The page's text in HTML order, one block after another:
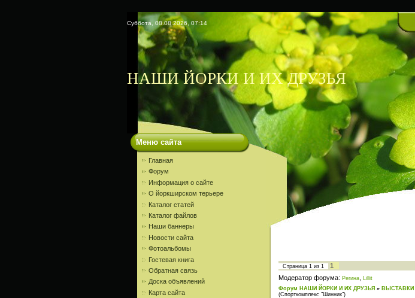
Суббота, 08.08.2026, 07:14
НАШИ ЙОРКИ И ИХ ДРУЗЬЯ
Меню сайта
Главная
Форум
Информация о сайте
О йоркширском терьере
Каталог статей
Каталог файлов
Наши баннеры
Новости сайта
Фотоальбомы
Гостевая книга
Обратная связь
Доска объявлений
Карта сайта
Страница 1 из 1
1
Модератор форума: Регина
Lillit
Форум НАШИ ЙОРКИ И ИХ ДРУЗЬЯ » ВЫСТАВКИ
(Спорткомплекс "Шинник")